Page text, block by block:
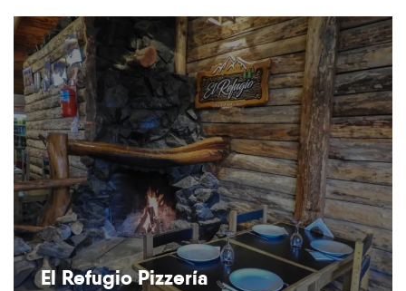
El Refugio Pizzería